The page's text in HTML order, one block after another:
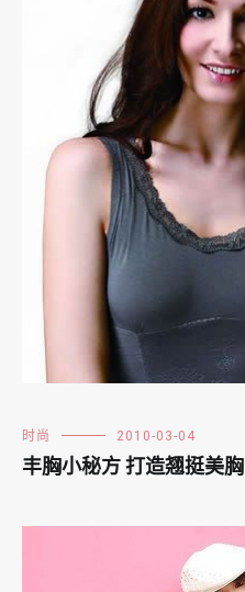
时尚 2010-03-04
丰胸小秘方 打造翘挺美胸